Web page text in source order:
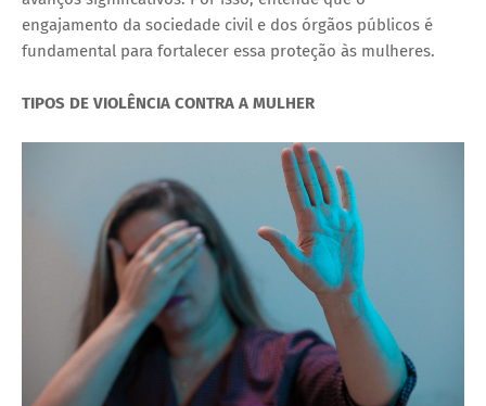
engajamento da sociedade civil e dos órgãos públicos é
fundamental para fortalecer essa proteção às mulheres.
TIPOS DE VIOLÊNCIA CONTRA A MULHER